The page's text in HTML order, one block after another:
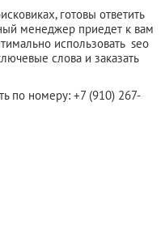
готовы ответить
менеджер приедет к вам
использовать seo
слова и заказать
по номеру: +7 (910) 267-